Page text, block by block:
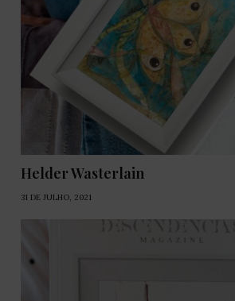
Helder Wasterlain
31 DE JULHO, 2021